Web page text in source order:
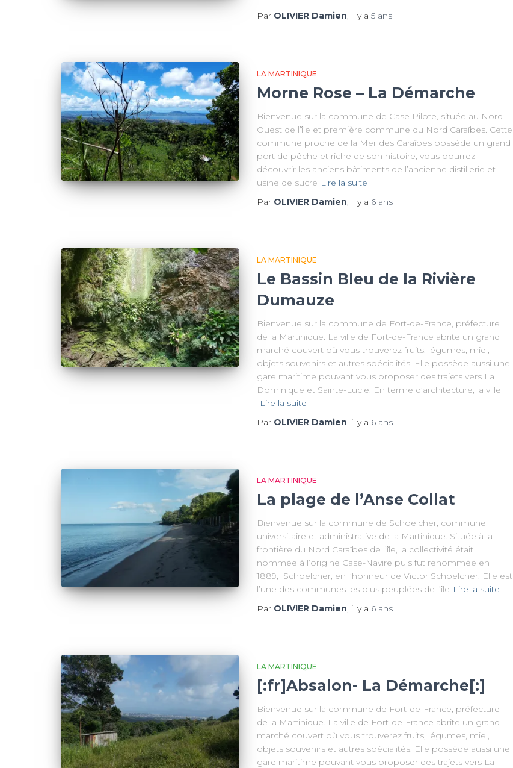
Par OLIVIER Damien, il y a 5 ans
LA MARTINIQUE
Morne Rose – La Démarche
Bienvenue sur la commune de Case Pilote, située au Nord-
Ouest de l’île et première commune du Nord Caraïbes. Cette
commune proche de la Mer des Caraïbes possède un grand
port de pêche et riche de son histoire, vous pourrez
découvrir les anciens bâtiments de l’ancienne distillerie et
usine de sucre Lire la suite
Par OLIVIER Damien, il y a 6 ans
LA MARTINIQUE
Le Bassin Bleu de la Rivière
Dumauze
Bienvenue sur la commune de Fort-de-France, préfecture
de la Martinique. La ville de Fort-de-France abrite un grand
marché couvert où vous trouverez fruits, légumes, miel,
objets souvenirs et autres spécialités. Elle possède aussi une
gare maritime pouvant vous proposer des trajets vers La
Dominique et Sainte-Lucie. En terme d’architecture, la ville
Lire la suite
Par OLIVIER Damien, il y a 6 ans
LA MARTINIQUE
La plage de l’Anse Collat
Bienvenue sur la commune de Schoelcher, commune
universitaire et administrative de la Martinique. Située à la
frontière du Nord Caraïbes de l’île, la collectivité était
nommée à l’origine Case-Navire puis fut renommée en
1889, Schoelcher, en l’honneur de Victor Schoelcher. Elle est
l’une des communes les plus peuplées de l’île Lire la suite
Par OLIVIER Damien, il y a 6 ans
LA MARTINIQUE
[:fr]Absalon- La Démarche[:]
Bienvenue sur la commune de Fort-de-France, préfecture
de la Martinique. La ville de Fort-de-France abrite un grand
marché couvert où vous trouverez fruits, légumes, miel,
objets souvenirs et autres spécialités. Elle possède aussi une
gare maritime pouvant vous proposer des trajets vers La